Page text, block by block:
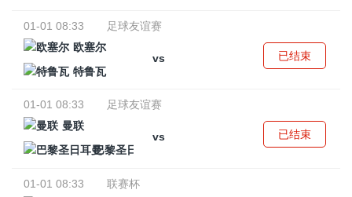
01-01 08:33
足球友谊赛
欧塞尔
vs
特鲁瓦
已结束
01-01 08:33
足球友谊赛
曼联
vs
巴黎圣日耳曼
已结束
01-01 08:33
联赛杯